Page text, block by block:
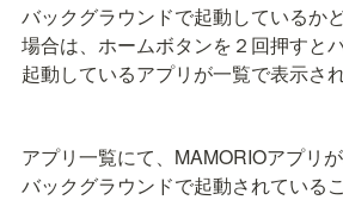
バックグラウンドで起動しているか
場合は、 ホームボタンを２回押すと
起動しているアプリが一覧で表示され
アプリ一覧にて、MAMORIOアプリ
バックグラウンドで起動されている